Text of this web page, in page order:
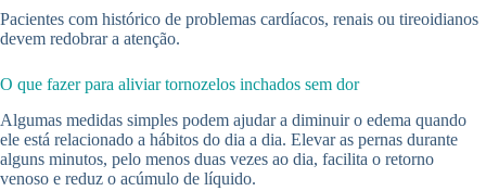
Pacientes com histórico de problemas cardíacos, renais ou tireoidianos
devem redobrar a atenção.
O que fazer para aliviar tornozelos inchados sem dor
Algumas medidas simples podem ajudar a diminuir o edema quando
ele está relacionado a hábitos do dia a dia. Elevar as pernas durante
alguns minutos, pelo menos duas vezes ao dia, facilita o retorno
venoso e reduz o acúmulo de líquido.